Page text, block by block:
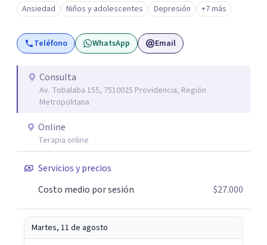
Ansiedad Niños y adolescentes Depresión +7 más
Teléfono WhatsApp Email
Consulta
Av. Tobalaba 155, 7510025 Providencia, Región
Metropolitana
Online
Terapia online
Servicios y precios
Costo medio por sesión
$27.000
Martes, 11 de agosto